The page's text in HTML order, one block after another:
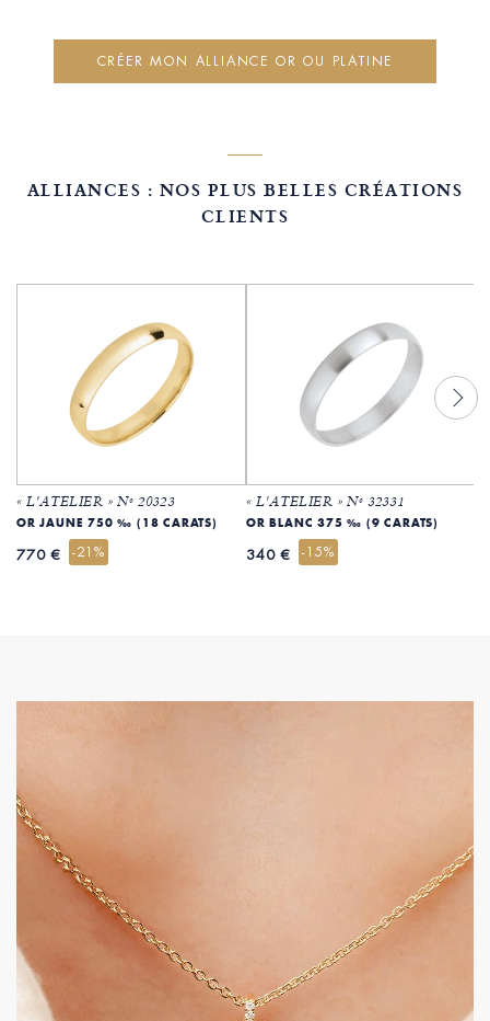
CRÉER MON ALLIANCE OR OU PLATINE
ALLIANCES : NOS PLUS BELLES CRÉATIONS
CLIENTS
« L'ATELIER » Nº 20323
OR JAUNE 750 ‰ (18 CARATS)
770 € -21%
« L'ATELIER » Nº 32331
OR BLANC 375 ‰ (9 CARATS)
340 € -15%